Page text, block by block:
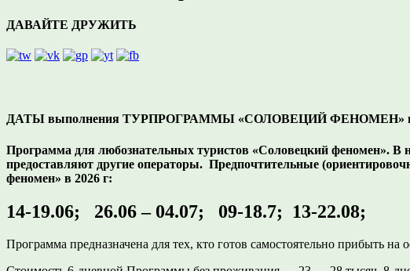
ДАВАЙТЕ ДРУЖИТЬ
ДАТЫ выполнения ТУРПРОГРАММЫ «СОЛОВЕЦИЙ ФЕНОМЕН» в
Программа для любознательных туристов «Соловецкий феномен». В
предоставляют другие операторы. Предпочтительные
феномен» в 2026 г:
14-19.06; 26.06 – 04.07; 09-18.7; 13-22.08;
Программа предназначена для тех, кто готов самостоятельно прибыть